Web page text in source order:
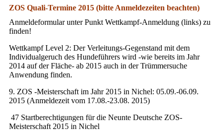
ZOS Quali-Termine 2015 (bitte Anmeldezeiten beachten)
Anmeldeformular unter Punkt Wettkampf-Anmeldung (links) zu
finden!
Wettkampf Level 2: Der Verleitungs-Gegenstand mit dem
Individualgeruch des Hundeführers wird -wie bereits im Jahr
2014 auf der Fläche- ab 2015 auch in der Trümmersuche
Anwendung finden.
9. ZOS -Meisterschaft im Jahr 2015 in Nichel: 05.09.-06.09.
2015 (Anmeldezeit vom 17.08.-23.08. 2015)
47 Startberechtigungen für die Neunte Deutsche ZOS-
Meisterschaft 2015 in Nichel